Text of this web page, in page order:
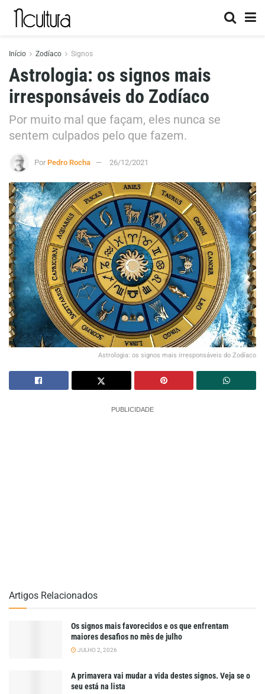
Início Zodíaco Signos
Astrologia: os signos mais
irresponsáveis do Zodíaco
Por muito mal que façam, eles nunca se
sentem culpados pelo que fazem.
Por Pedro Rocha 26/12/2021
Astrologia: os signos mais irresponsáveis do Zodíaco
PUBLICIDADE
Artigos Relacionados
Os signos mais favorecidos e os que enfrentam
maiores desafios no mês de julho
JULHO 2, 2026
A primavera vai mudar a vida destes signos. Veja se o
seu está na lista